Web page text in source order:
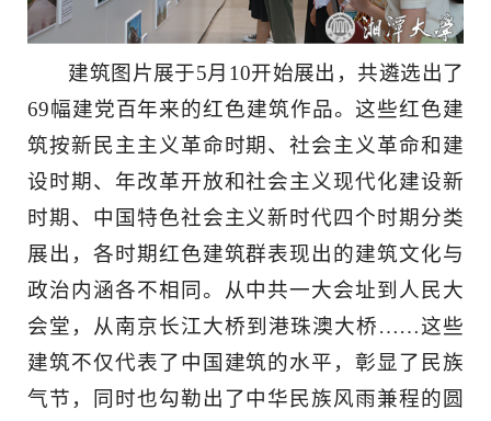
建筑图片展于5月10开始展出，共遴选出了
69幅建党百年来的红色建筑作品。这些红色建
筑按新民主主义革命时期、社会主义革命和建
设时期、年改革开放和社会主义现代化建设新
时期、中国特色社会主义新时代四个时期分类
展出，各时期红色建筑群表现出的建筑文化与
政治内涵各不相同。从中共一大会址到人民大
会堂，从南京长江大桥到港珠澳大桥……这些
建筑不仅代表了中国建筑的水平，彰显了民族
气节，同时也勾勒出了中华民族风雨兼程的圆